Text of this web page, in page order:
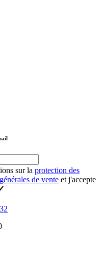
sur la protection des
de vente et j'accepte